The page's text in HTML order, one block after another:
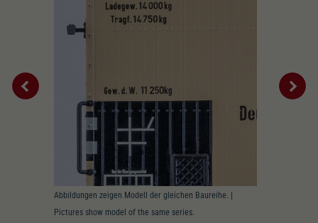
Abbildungen zeigen Modell der gleichen Baureihe. |
Pictures show model of the same series.